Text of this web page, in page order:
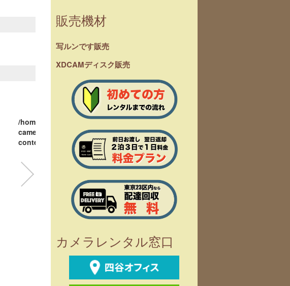
/home/xs589168/tokyo-
camera.jp/public_html/wp-
content/themes/original/single.php
488
SONY α7IV
販売機材
写ルンです販売
XDCAMディスク販売
カメラレンタル窓口